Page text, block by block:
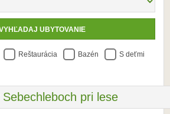
Reštaurácia Bazén S deťmi
pri lese